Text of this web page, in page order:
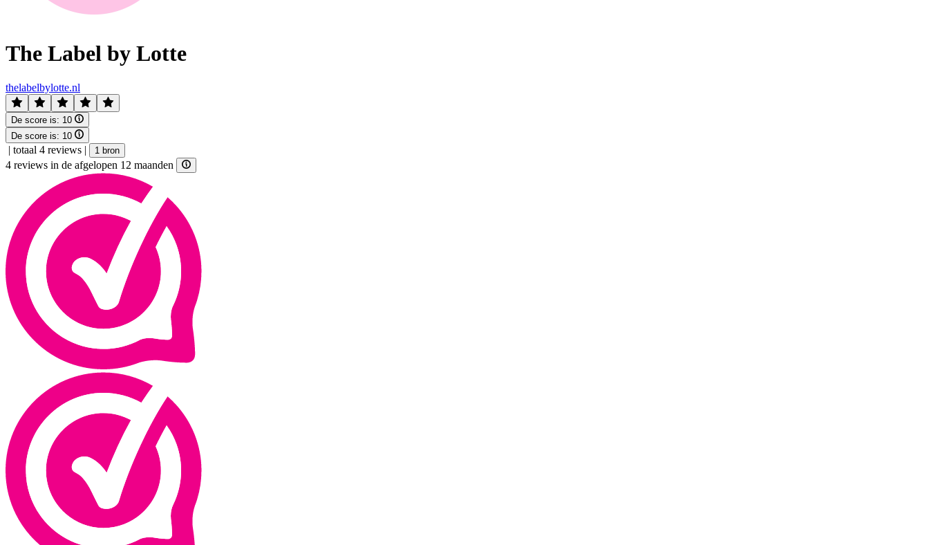
The Label by Lotte
thelabelbylotte.nl
De score is: 10
De score is: 10
| totaal 4 reviews | 1 bron
4 reviews in de afgelopen 12 maanden